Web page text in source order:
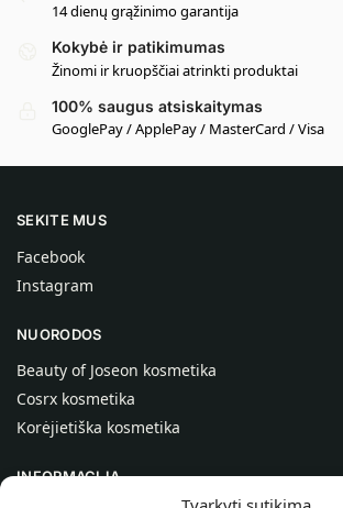
14 dienų grąžinimo garantija
Kokybė ir patikimumas
Žinomi ir kruopščiai atrinkti produktai
100% saugus atsiskaitymas
GooglePay / ApplePay / MasterCard / Visa
SEKITE MUS
Facebook
Instagram
NUORODOS
Beauty of Joseon kosmetika
Cosrx kosmetika
Korėjietiška kosmetika
INFORMACIJA